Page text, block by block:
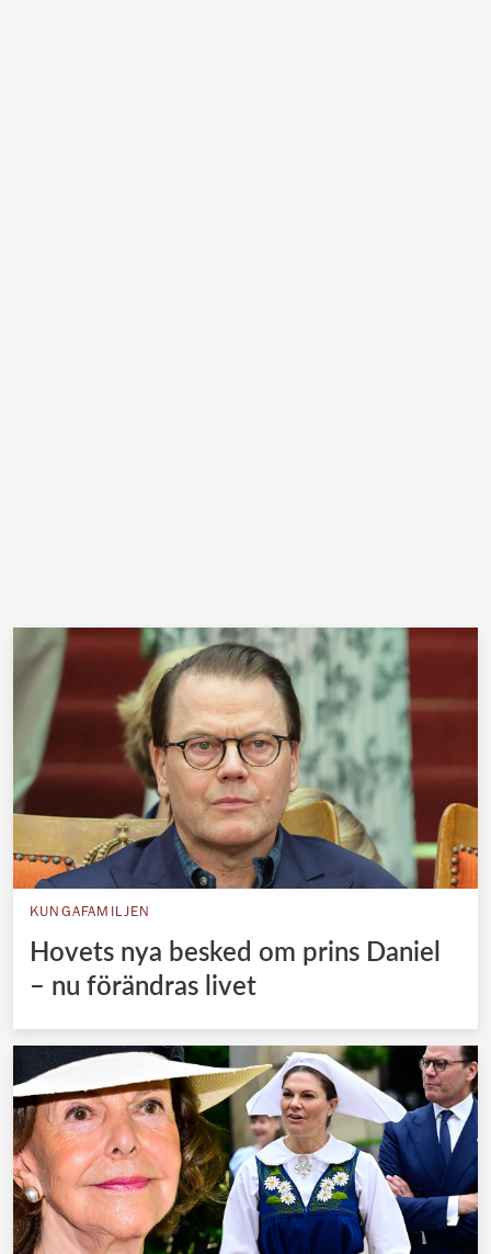
KUNGAFAMILJEN
Hovets nya besked om prins Daniel
– nu förändras livet